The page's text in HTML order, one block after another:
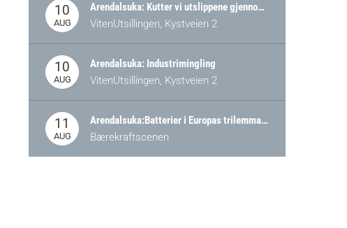
10
AUG
Arendalsuka: Kutter vi utslippene gjennom omstilling – eller tap av industri?
VitenUtsillingen, Kystveien 2
10
AUG
Arendalsuka: Industrimingling
VitenUtsillingen, Kystveien 2
11
AUG
Arendalsuka:Batterier i Europas trilemma: Energisikkerhet, konkurransekraft og bærekraft (Battery Norway-arrangement)
Bærekraftscenen